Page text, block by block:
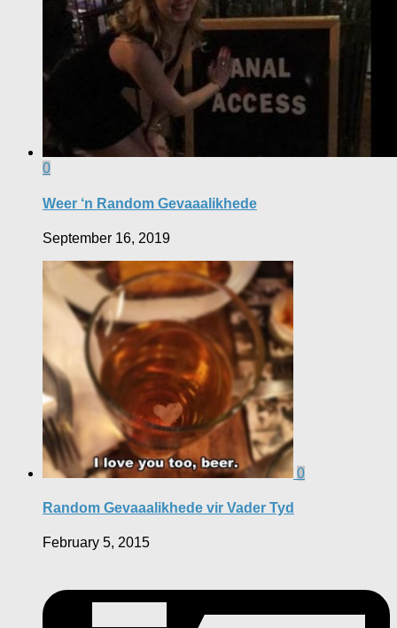
0
Weer ‘n Random Gevaaalikhede
September 16, 2019
0
Random Gevaaalikhede vir Vader Tyd
February 5, 2015